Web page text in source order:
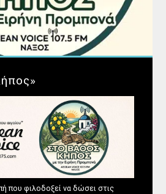
που φιλοδοξεί να δώσει στις